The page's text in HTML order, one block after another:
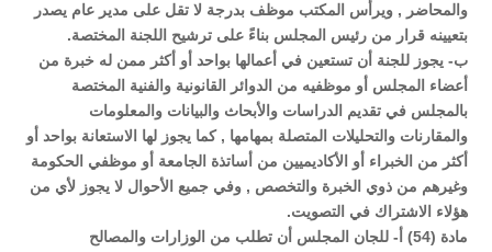
والمحاضر , ويرأس المكتب موظف بدرجة لا تقل على مدير عام يصدر
بتعيينه قرار من رئيس المجلس بناءً على ترشيح اللجنة المختصة.
ب- يجوز للجنة أن تستعين في أعمالها بواحد أو أكثر ممن له خبرة من
أعضاء المجلس أو موظفيه من الدوائر القانونية والفنية المختصة
بالمجلس في تقديم الدراسات والأبحاث والبيانات والمعلومات
والمقارنات والتحليلات المتصلة بمهامها , كما يجوز لها الاستعانة بواحد أو
أكثر من الخبراء أو الأكاديميين من أساتذة الجامعة أو موظفي الحكومة
وغيرهم من ذوي الخبرة والتخصص , وفي جميع الأحوال لا يجوز لأي من
هؤلاء الاشتراك في التصويت.
مادة (54) أ- للجان المجلس أن تطلب من الوزارات والمصالح